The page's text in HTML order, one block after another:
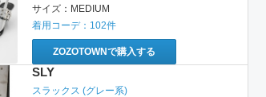
サイズ： MEDIUM
着用コーデ： 102件
ZOZOTOWNで購入する
SLY
スラックス (グレー系)